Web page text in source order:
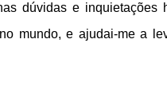
dúvidas e inquietações
mundo,e ajudai-me a